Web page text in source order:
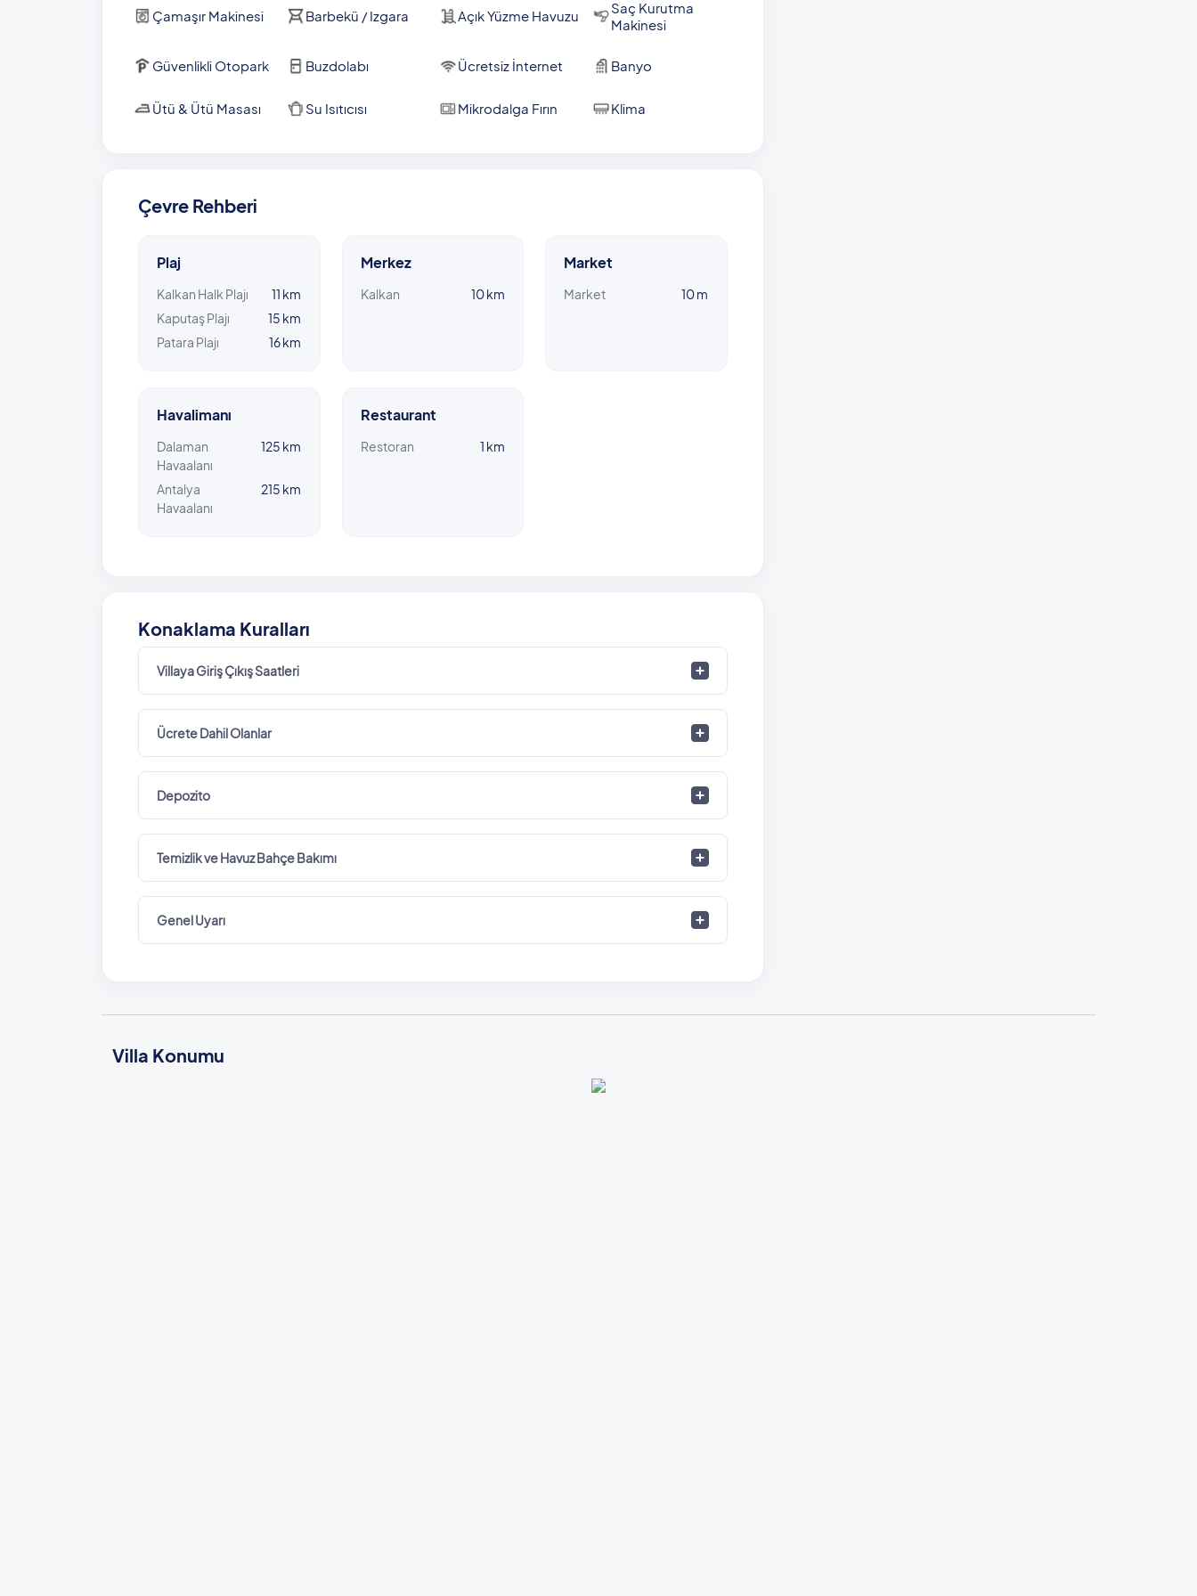
NOT: Havuz ısıtması kullanacak misafirlerimiz günlük 1600 TL ekstra ücretle havuz ısıtması
kullanabilmektedirler. Havuz ısısının ideal ısıya ulaşması için, ısıtmalı havuzu kullanacak misafirlerimizin,
tatil süresinden 2 gün önce bilgi vermeleri gerekmektedir.
Çamaşır Makinesi Barbekü / Izgara Açık Yüzme Havuzu
Saç Kurutma
Makinesi
Güvenlikli Otopark Buzdolabı Ücretsiz İnternet Banyo
Ütü & Ütü Masası Su Isıtıcısı Mikrodalga Fırın Klima
Çevre Rehberi
Plaj
Kalkan Halk Plajı
11 km
Kaputaş Plajı
15 km
Patara Plajı
16 km
Merkez
Kalkan 10 km
Market
Market 10 m
Havalimanı
Dalaman
Havaalanı
125 km
Antalya
Havaalanı
215 km
Restaurant
Restoran 1 km
Konaklama Kuralları
Villaya Giriş Çıkış Saatleri
Ücrete Dahil Olanlar
Depozito
Temizlik ve Havuz Bahçe Bakımı
Genel Uyarı
Villa Konumu